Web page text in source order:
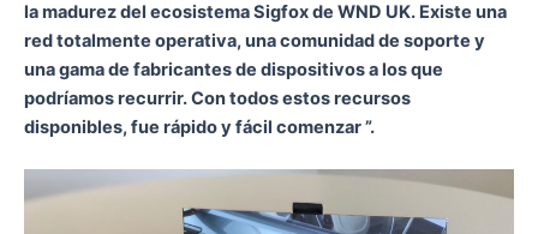
la madurez del ecosistema Sigfox de WND UK. Existe una
red totalmente operativa, una comunidad de soporte y
una gama de fabricantes de dispositivos a los que
podríamos recurrir. Con todos estos recursos
disponibles, fue rápido y fácil comenzar ”.